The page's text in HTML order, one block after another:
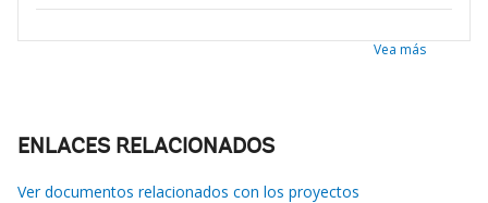
Vea más
ENLACES RELACIONADOS
Ver documentos relacionados con los proyectos